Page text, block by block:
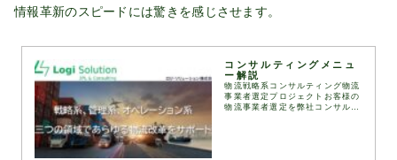
情報革新のスピードには驚きを感じさせます。
コンサルティングメニュ
ー解説
物流戦略系コンサルティング物流
事業者選定プロジェクトお客様の
物流事業者選定を弊社コンサルタ